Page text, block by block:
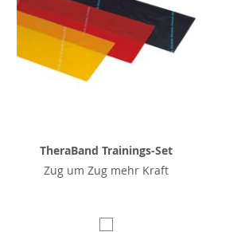
TheraBand Trainings-Set
Zug um Zug mehr Kraft